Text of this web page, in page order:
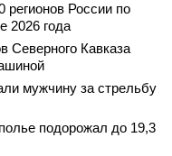
регионов России по
2026 года
Северного Кавказа
мужчину за стрельбу
подорожал до 19,3